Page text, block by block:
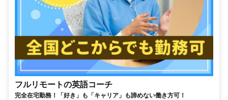
フルリモートの英語コーチ
完全在宅勤務！「好き」も「キャリア」も諦めない働き方可！